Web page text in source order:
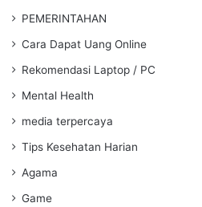
PEMERINTAHAN
Cara Dapat Uang Online
Rekomendasi Laptop / PC
Mental Health
media terpercaya
Tips Kesehatan Harian
Agama
Game